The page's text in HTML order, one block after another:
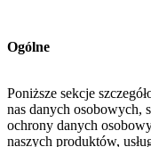
Ogólne
Poniższe sekcje
nas danych osobowych,
ochrony danych
naszych produktów,